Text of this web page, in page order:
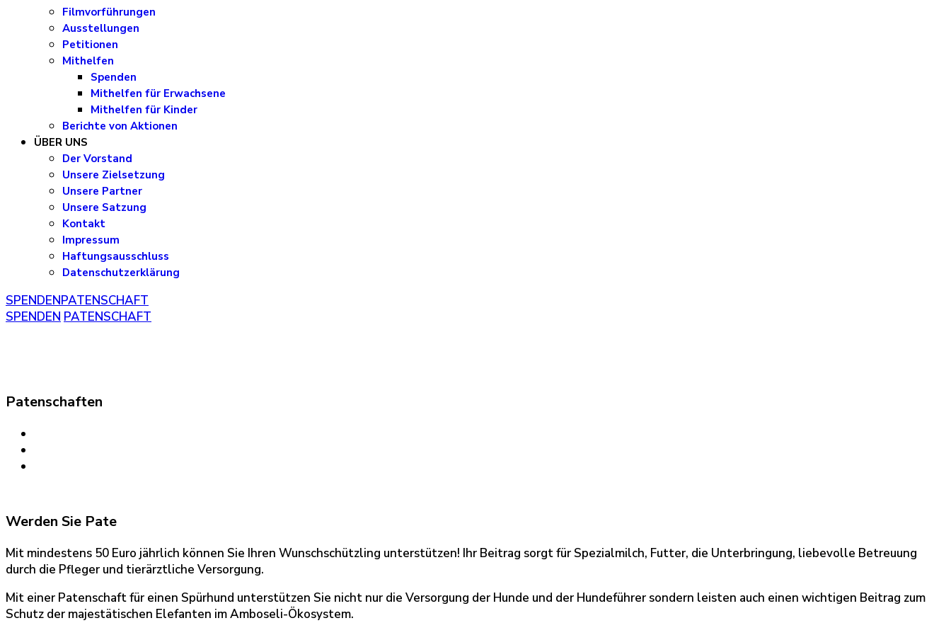
Filmvorführungen
Ausstellungen
Petitionen
Mithelfen
Spenden
Mithelfen für Erwachsene
Mithelfen für Kinder
Berichte von Aktionen
ÜBER UNS
Der Vorstand
Unsere Zielsetzung
Unsere Partner
Unsere Satzung
Kontakt
Impressum
Haftungsausschluss
Datenschutzerklärung
SPENDENPATENSCHAFT
SPENDEN PATENSCHAFT
Patenschaften
Werden Sie Pate
Mit mindestens 50 Euro jährlich können Sie Ihren Wunschschützling unterstützen! Ihr Beitrag sorgt für Spezialmilch, Futter, die Unterbringung, liebevolle Betreuung
durch die Pfleger und tierärztliche Versorgung.
Mit einer Patenschaft für einen Spürhund unterstützen Sie nicht nur die Versorgung der Hunde und der Hundeführer sondern leisten auch einen wichtigen Beitrag zum
Schutz der majestätischen Elefanten im Amboseli-Ökosystem.